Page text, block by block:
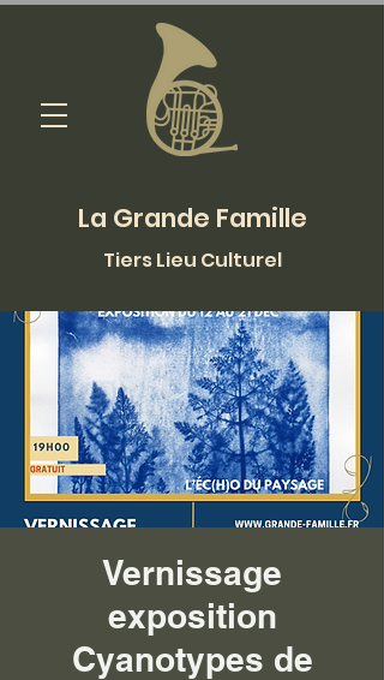
La Grande Famille
Tiers Lieu Culturel
Vernissage
exposition
Cyanotypes de